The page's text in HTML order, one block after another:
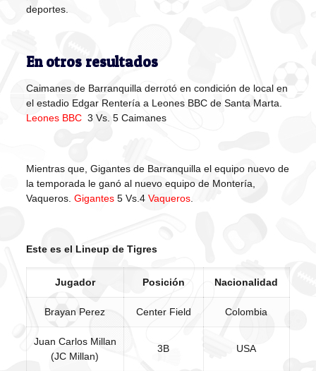
deportes.
En otros resultados
Caimanes de Barranquilla derrotó en condición de local en
el estadio Edgar Rentería a Leones BBC de Santa Marta.
Leones BBC3 Vs. 5 Caimanes
Mientras que, Gigantes de Barranquilla el equipo nuevo de
la temporada le ganó al nuevo equipo de Montería,
Vaqueros. Gigantes5 Vs.4 Vaqueros.
Este es el Lineup de Tigres
Jugador Posición Nacionalidad
Brayan Perez Center Field Colombia
Juan Carlos Millan
(JC Millan)
3B USA